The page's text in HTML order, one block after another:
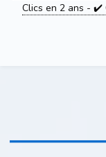
Clics en 2 ans - ✔️